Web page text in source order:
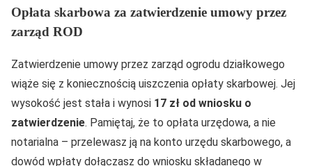
Opłata skarbowa za zatwierdzenie umowy przez
zarząd ROD
Zatwierdzenie umowy przez zarząd ogrodu działkowego
wiąże się z koniecznością uiszczenia opłaty skarbowej. Jej
wysokość jest stała i wynosi 17 zł od wniosku o
zatwierdzenie. Pamiętaj, że to opłata urzędowa, a nie
notarialna – przelewasz ją na konto urzędu skarbowego, a
dowód wpłaty dołączasz do wniosku składanego w